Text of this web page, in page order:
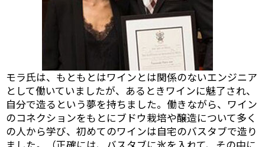
モラ氏は、もともとはワインとは関係のないエンジニア
として働いていましたが、あるときワインに魅了され、
自分で造るという夢を持ちました。働きながら、ワイン
のコネクションをもとにブドウ栽培や醸造について多く
の人から学び、初めてのワインは自宅のバスタブで造り